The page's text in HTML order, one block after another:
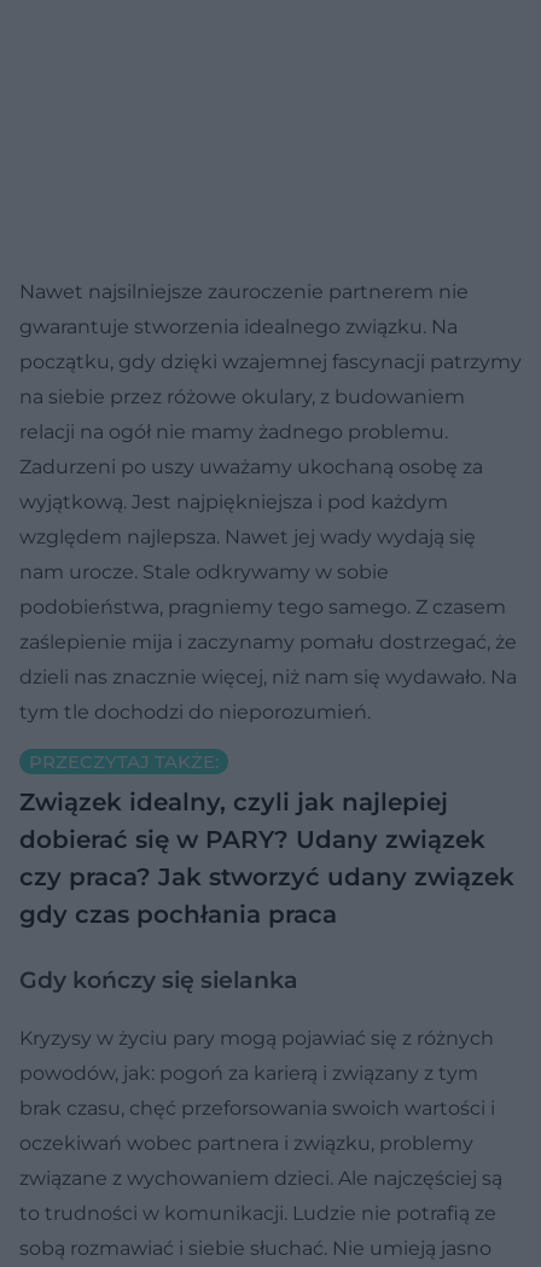
Nawet najsilniejsze zauroczenie partnerem nie
gwarantuje stworzenia idealnego związku. Na
początku, gdy dzięki wzajemnej fascynacji patrzymy
na siebie przez różowe okulary, z budowaniem
relacji na ogół nie mamy żadnego problemu.
Zadurzeni po uszy uważamy ukochaną osobę za
wyjątkową. Jest najpiękniejsza i pod każdym
względem najlepsza. Nawet jej wady wydają się
nam urocze. Stale odkrywamy w sobie
podobieństwa, pragniemy tego samego. Z czasem
zaślepienie mija i zaczynamy pomału dostrzegać, że
dzieli nas znacznie więcej, niż nam się wydawało. Na
tym tle dochodzi do nieporozumień.
PRZECZYTAJ TAKŻE:
Związek idealny, czyli jak najlepiej
dobierać się w PARY? Udany związek
czy praca? Jak stworzyć udany związek
gdy czas pochłania praca
Gdy kończy się sielanka
Kryzysy w życiu pary mogą pojawiać się z różnych
powodów, jak: pogoń za karierą i związany z tym
brak czasu, chęć przeforsowania swoich wartości i
oczekiwań wobec partnera i związku, problemy
związane z wychowaniem dzieci. Ale najczęściej są
to trudności w komunikacji. Ludzie nie potrafią ze
sobą rozmawiać i siebie słuchać. Nie umieją jasno